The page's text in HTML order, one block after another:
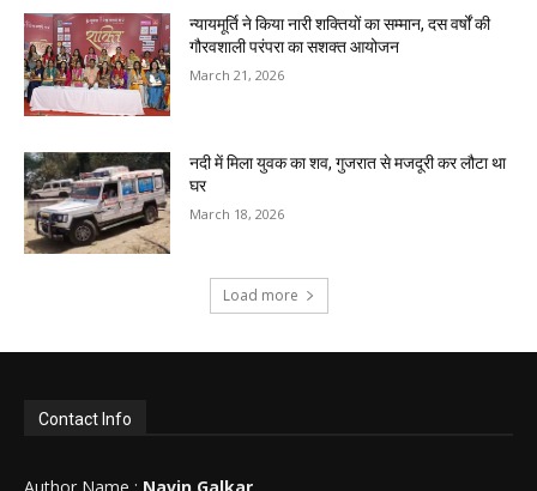
न्यायमूर्ति ने किया नारी शक्तियों का सम्मान, दस वर्षों की
गौरवशाली परंपरा का सशक्त आयोजन
March 21, 2026
नदी में मिला युवक का शव, गुजरात से मजदूरी कर लौटा था
घर
March 18, 2026
Load more
Contact Info